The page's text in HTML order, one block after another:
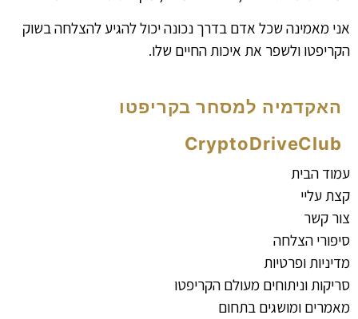
אני מאמינה שכל אדם בדרך נכונה יכול להגיע להצלחה בשוק
הקריפטו ולשפר את איכות החיים שלו.
האקדמיה למסחר בקריפטו
CryptoDriveClub
עמוד הבית
קצת עליי
צור קשר
סיפורי הצלחה
מדיניות ופרטיות
סריקות וניתוחים מעולם הקריפטו
מאמרים ומושגים בתחום